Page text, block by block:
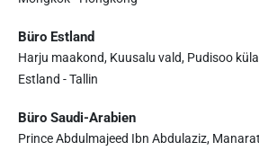
Büro Estland
Harju maakond, Kuusalu vald, Pudisoo
Estland - Tallin
Büro Saudi-Arabien
Prince Abdulmajeed Ibn Abdulaziz,